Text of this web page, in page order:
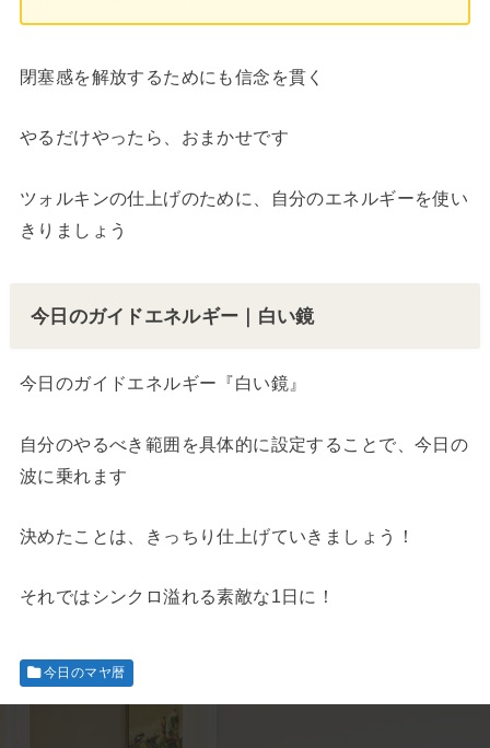
閉塞感を解放するためにも信念を貫く
やるだけやったら、おまかせです
ツォルキンの仕上げのために、自分のエネルギーを使い
きりましょう
今日のガイドエネルギー｜白い鏡
今日のガイドエネルギー『白い鏡』
自分のやるべき範囲を具体的に設定することで、今日の
波に乗れます
決めたことは、きっちり仕上げていきましょう！
それではシンクロ溢れる素敵な1日に！
今日のマヤ暦